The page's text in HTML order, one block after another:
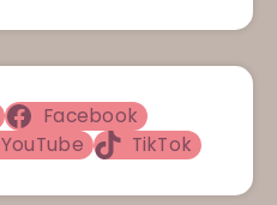
Facebook
YouTube TikTok